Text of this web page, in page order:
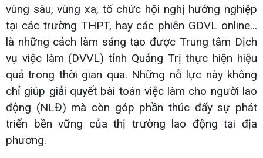
vùng sâu, vùng xa, tổ chức hội nghị hướng nghiệp
tại các trường THPT, hay các phiên GDVL online...
là những cách làm sáng tạo được Trung tâm Dịch
vụ việc làm (DVVL) tỉnh Quảng Trị thực hiện hiệu
quả trong thời gian qua. Những nỗ lực này không
chỉ giúp giải quyết bài toán việc làm cho người lao
động (NLĐ) mà còn góp phần thúc đẩy sự phát
triển bền vững của thị trường lao động tại địa
phương.